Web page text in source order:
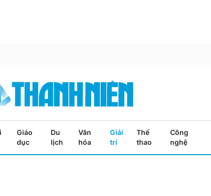
Giáo
dục
Du
lịch
Văn
hóa
Giải
trí
Thể
thao
Công
nghệ